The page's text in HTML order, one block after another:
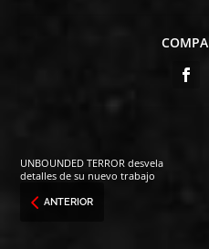
UNBOUNDED TERROR desvela
detalles de su nuevo trabajo
ANTERIOR